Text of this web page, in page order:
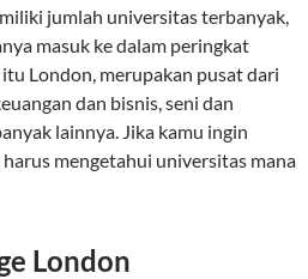
jumlah universitas terbanyak,
masuk ke dalam peringkat
London, merupakan pusat dari
dan bisnis, seni dan
lainnya. Jika kamu ingin
mengetahui universitas mana
London